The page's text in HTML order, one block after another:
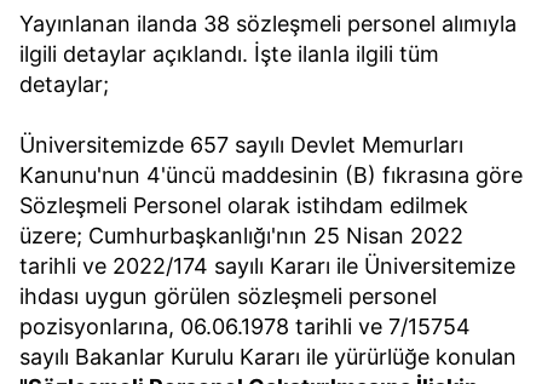
Yayınlanan ilanda 38 sözleşmeli personel alımıyla
ilgili detaylar açıklandı. İşte ilanla ilgili tüm
detaylar;
Üniversitemizde 657 sayılı Devlet Memurları
Kanunu'nun 4'üncü maddesinin (B) fıkrasına göre
Sözleşmeli Personel olarak istihdam edilmek
üzere; Cumhurbaşkanlığı'nın 25 Nisan 2022
tarihli ve 2022/174 sayılı Kararı ile Üniversitemize
ihdası uygun görülen sözleşmeli personel
pozisyonlarına, 06.06.1978 tarihli ve 7/15754
sayılı Bakanlar Kurulu Kararı ile yürürlüğe konulan